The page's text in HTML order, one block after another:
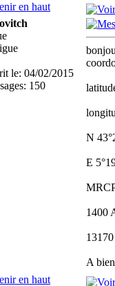
en haut
le: 04/02/2015
150
N
E
1400
A
en haut